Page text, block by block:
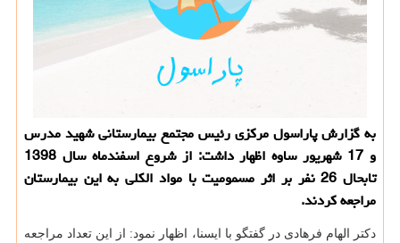
به گزارش پاراسول مركزی رئیس مجتمع بیمارستانی شهید مدرس
و 17 شهریور ساوه اظهار داشت: از شروع اسفندماه سال 1398
تابحال 26 نفر بر اثر مسمومیت با مواد الكلی به این بیمارستان
مراجعه كردند.
دكتر الهام فرهادی در گفتگو با ایسنا، اظهار نمود: از این تعداد مراجعه